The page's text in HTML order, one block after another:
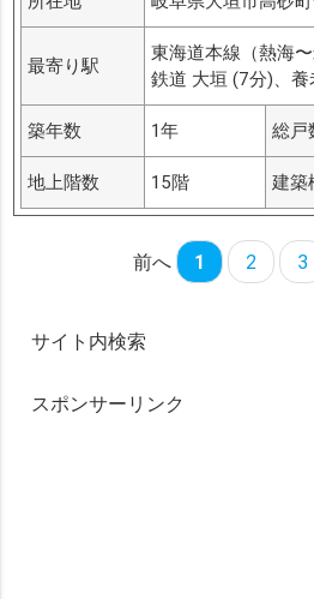
最寄り駅
東海道本線（熱海
鉄道 大垣 (7分)、
築年数 1年 総戸
地上階数 15階 建築
前へ 1 2 3
サイト内検索
スポンサーリンク